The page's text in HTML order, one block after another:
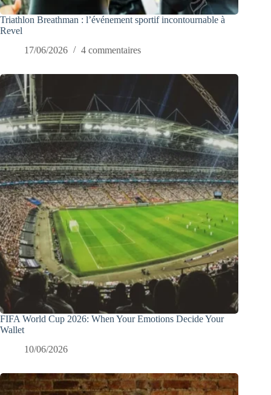
Triathlon Breathman : l’événement sportif incontournable à
Revel
17/06/2026
4 commentaires
FIFA World Cup 2026: When Your Emotions Decide Your
Wallet
10/06/2026